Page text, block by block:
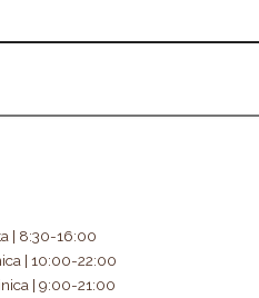
| 8:30-16:00
| 10:00-22:00
| 9:00-21:00